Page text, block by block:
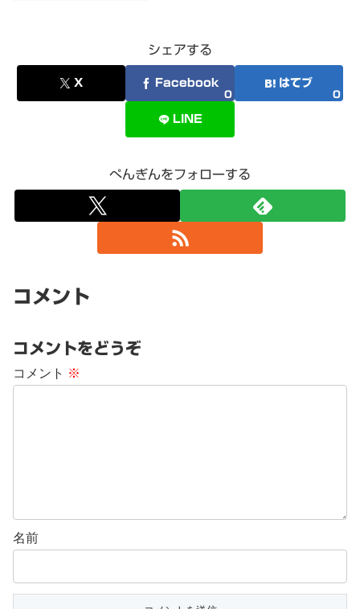
シェアする
X Facebook
0
はてブ
0
LINE
ぺんぎんをフォローする
コメント
コメントをどうぞ
コメント ※
名前